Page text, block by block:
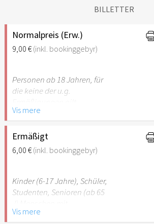
BILLETTER
Normalpreis (Erw.)
9,00 €(inkl. bookinggebyr)
Personen ab 18 Jahren, für
die keine der u.g.
Vis mere
Ermäßigt
6,00 €(inkl. bookinggebyr)
Kinder (6-17 Jahre), Schüler,
Studenten, Senioren (ab 65
Behinderung (ab 50%),
Vis mere